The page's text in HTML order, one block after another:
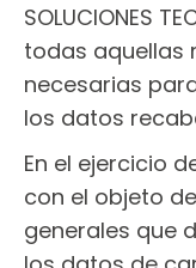
SOLUCIONES
todas aquellas
necesarias
los datos
En el ejercicio
con el objeto
generales que